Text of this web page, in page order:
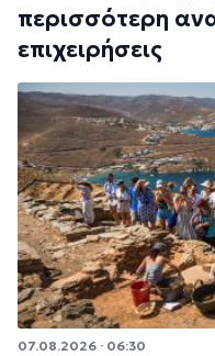
περισσότερη
επιχειρήσεις
07.08.2026 · 06:30